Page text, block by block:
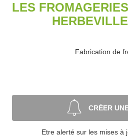
LES
Fabrication de
CRÉER
Etre alerté sur les mises à